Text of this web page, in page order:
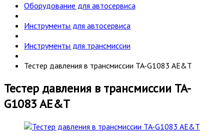
Оборудование для автосервиса
Инструменты для автосервиса
Инструменты для трансмиссии
Тестер давления в трансмиссии TA-G1083 AE&T
Тестер давления в трансмиссии TA-
G1083 AE&T